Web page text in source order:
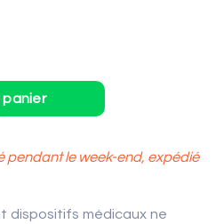
pendant le week-end, expédié
dispositifs médicaux ne